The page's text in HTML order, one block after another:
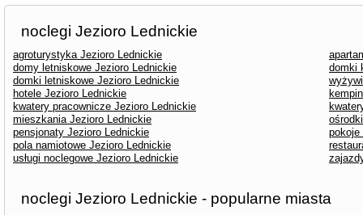
noclegi Jezioro Lednickie
agroturystyka Jezioro Lednickie
domy letniskowe Jezioro Lednickie
domki
domki letniskowe Jezioro Lednickie
hotele Jezioro Lednickie
kwatery pracownicze Jezioro Lednickie
mieszkania Jezioro Lednickie
pensjonaty Jezioro Lednickie
pokoje
pola namiotowe Jezioro Lednickie
usługi noclegowe Jezioro Lednickie
noclegi Jezioro Lednickie - popularne miasta